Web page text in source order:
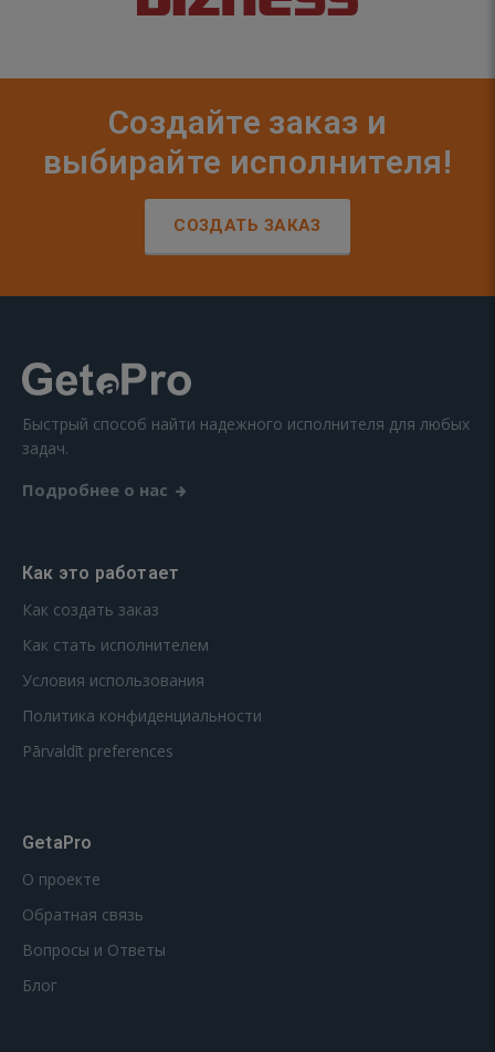
Создайте заказ и
выбирайте исполнителя!
СОЗДАТЬ ЗАКАЗ
Быстрый способ найти надежного исполнителя для любых
задач.
Подробнее о нас
Как это работает
Как создать заказ
Как стать исполнителем
Условия использования
Политика конфиденциальности
Pārvaldīt preferences
GetaPro
О проекте
Обратная связь
Вопросы и Ответы
Блог